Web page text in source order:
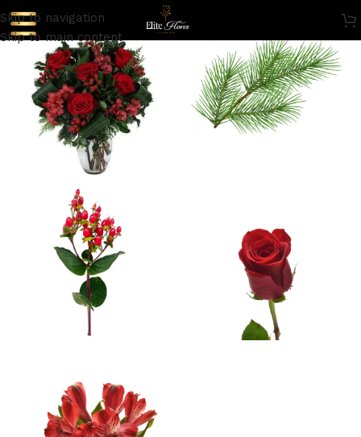
Skip to navigation
Skip to main content